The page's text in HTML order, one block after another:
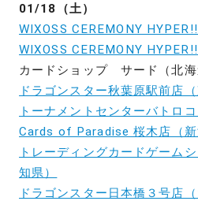
01/18（土）
WIXOSS CEREMONY HYPER!!
WIXOSS CEREMONY HYPER!!
カードショップ サード（北海
ドラゴンスター秋葉原駅前店（
トーナメントセンターバトロ
Cards of Paradise 桜木店（新
トレーディングカードゲーム
知県）
ドラゴンスター日本橋３号店（